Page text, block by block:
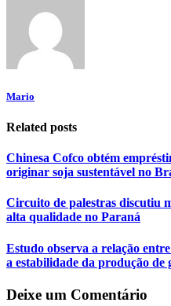
Mario
Related posts
Chinesa Cofco obtém
originar soja sustentável no
Circuito de palestras discutiu
alta qualidade no Paraná
Estudo observa a relação
a estabilidade da produção de
Deixe um Comentário